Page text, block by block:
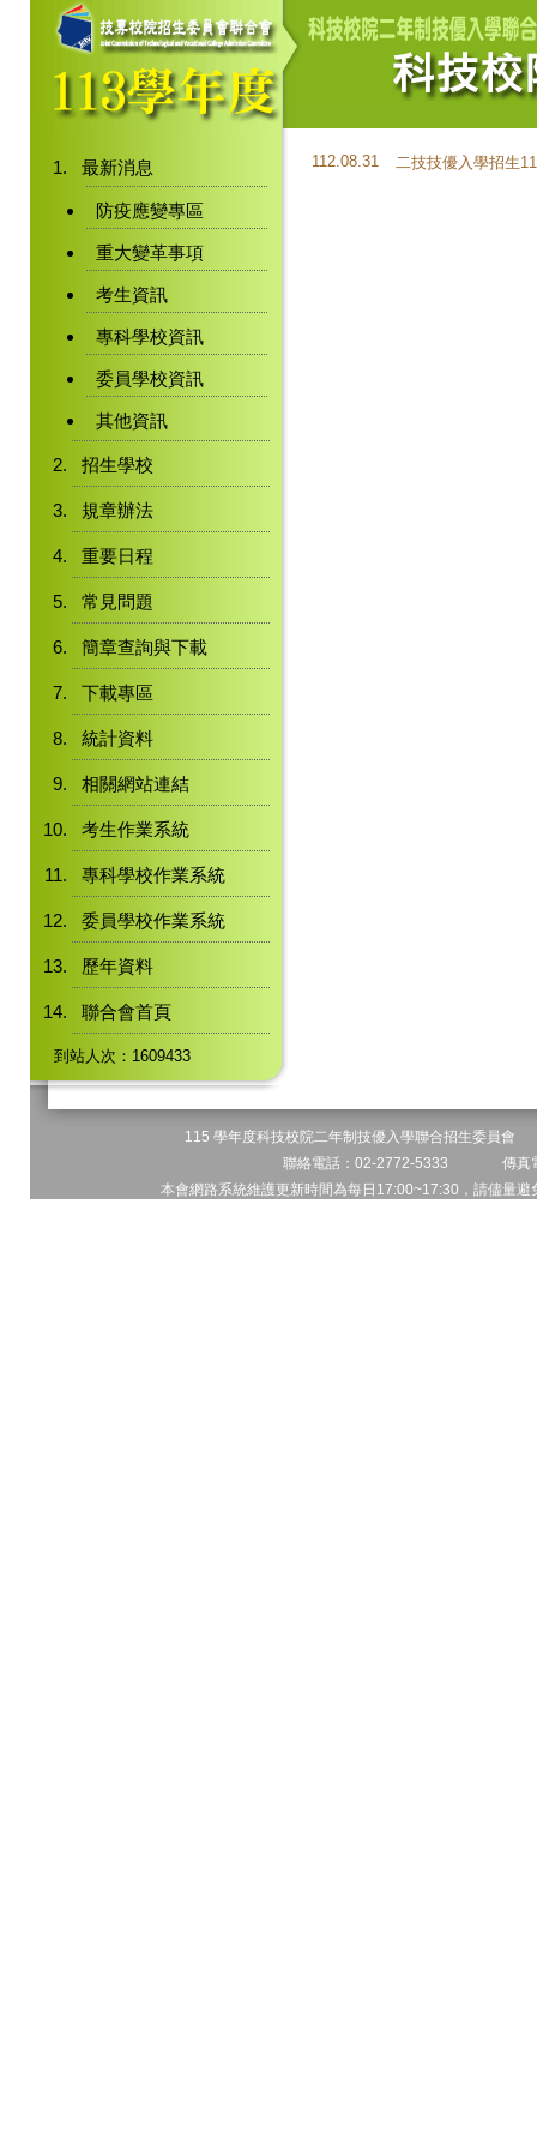
最新消息
防疫應變專區
重大變革事項
考生資訊
專科學校資訊
委員學校資訊
其他資訊
招生學校
規章辦法
重要日程
常見問題
簡章查詢與下載
下載專區
統計資料
相關網站連結
考生作業系統
專科學校作業系統
委員學校作業系統
歷年資料
聯合會首頁
到站人次：1609433
112.08.31 二技技優入學招生
115 學年度科技校院二年制技優入學聯合招生委員
聯絡電話：02-2772-5333 傳
本會網路系統維護更新時間為每日17:00~17:30，請儘量